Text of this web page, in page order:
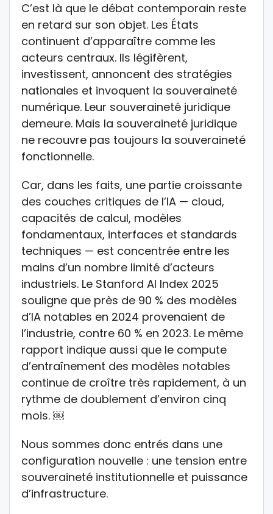
C’est là que le débat contemporain reste
en retard sur son objet. Les États
continuent d’apparaître comme les
acteurs centraux. Ils légifèrent,
investissent, annoncent des stratégies
nationales et invoquent la souveraineté
numérique. Leur souveraineté juridique
demeure. Mais la souveraineté juridique
ne recouvre pas toujours la souveraineté
fonctionnelle.
Car, dans les faits, une partie croissante
des couches critiques de l’IA — cloud,
capacités de calcul, modèles
fondamentaux, interfaces et standards
techniques — est concentrée entre les
mains d’un nombre limité d’acteurs
industriels. Le Stanford AI Index 2025
souligne que près de 90 % des modèles
d’IA notables en 2024 provenaient de
l’industrie, contre 60 % en 2023. Le même
rapport indique aussi que le compute
d’entraînement des modèles notables
continue de croître très rapidement, à un
rythme de doublement d’environ cinq
mois. ￼
Nous sommes donc entrés dans une
configuration nouvelle : une tension entre
souveraineté institutionnelle et puissance
d’infrastructure.